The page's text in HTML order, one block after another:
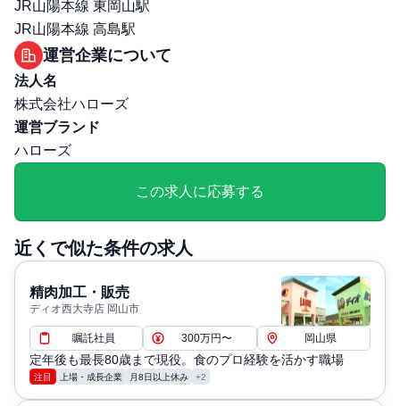
災保険）
選考プロセス
面接回数: 2回
選考プロセス詳細: 1次：説明会及び適性検査+面接 2次：
最終面接
その他
勤務・休日に関する補足: 年間休日110日
退職・定年に関する補足: 定年60歳
JR山陽本線 東岡山駅
JR山陽本線 高島駅
運営企業について
法人名
株式会社ハローズ
運営ブランド
ハローズ
この求人に応募する
近くで似た条件の求人
精肉加工・販売
ディオ西大寺店 岡山市
嘱託社員 300万円〜 岡山県
定年後も最長80歳まで現役。食のプロ経験を活かす職場
注目 上場・成長企業 月8日以上休み +2